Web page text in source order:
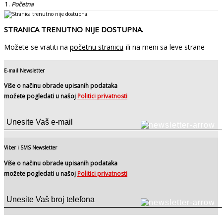
Početna
STRANICA TRENUTNO NIJE DOSTUPNA.
Možete se vratiti na početnu stranicu ili na meni sa leve strane
E-mail Newsletter
Više o načinu obrade upisanih podataka
možete pogledati u našoj Politici privatnosti
Viber i SMS Newsletter
Više o načinu obrade upisanih podataka
možete pogledati u našoj Politici privatnosti